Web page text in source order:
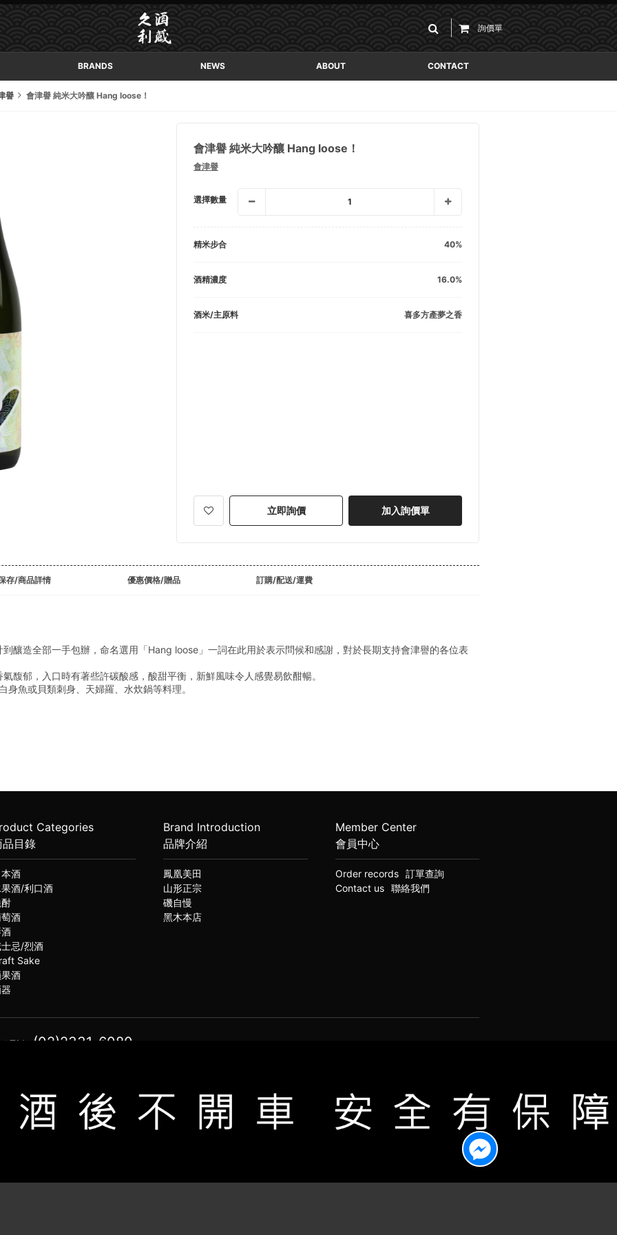
詢價單
BRANDS NEWS ABOUT CONTACT
譽 會津譽 純米大吟釀 Hang loose！
會津譽 純米大吟釀 Hang loose！
會津譽
選擇數量 1
精米步合 40
酒精濃度 16.0
酒米/主原料 喜多方產夢之香
立即詢價 加入詢價單
存/商品詳情 優惠價格/贈品 訂購/配送/運費
釀造全部一手包辦，命名選用「Hang loose」一詞在此用於表示問候和感謝，對於長期支持會津譽的各位表
馥郁，入口時有著些許碳酸感，酸甜平衡，新鮮風味令人感覺易飲酣暢。
魚或貝類刺身、天婦羅、水炊鍋等料理。
Categories
品目錄
酒
酒/利口酒
酒
忌/烈酒
Sake
酒
Brand Introduction
品牌介紹
鳳凰美田
山形正宗
磯自慢
黑木本店
Member Center
會員中心
Order records
訂單查詢
Contact us
聯絡我們
電話 (02)2331-6080